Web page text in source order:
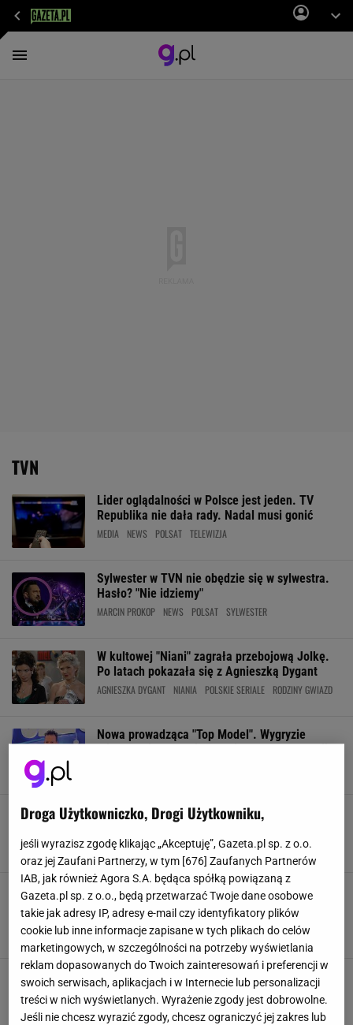
TVN
Lider oglądalności w Polsce jest jeden. TV
Republika nie dała rady. Nadal musi gonić
MEDIA NEWS POLSAT TELEWIZJA
Sylwester w TVN nie obędzie się w sylwestra.
Hasło? "Nie idziemy"
MARCIN PROKOP NEWS POLSAT SYLWESTER
W kultowej "Niani" zagrała przebojową Jolkę.
Po latach pokazała się z Agnieszką Dygant
AGNIESZKA DYGANT NIANIA POLSKIE SERIALE RODZINY GWIAZD
Nowa prowadząca "Top Model". Wygryzie
Michała Piróga? "Nieoczekiwane zwroty akcji"
Pokazała brzuch po zrzuceniu 50 kilogramów.
Internauci są zachwyceni: Cudownie wyglądasz
KINGA ZAWODNIK MEDIA SPOŁECZNOŚCIOWE NADWAGA NEWS
Oburzenie po "Milionerach". Padło "najgłupsze
pytanie w historii". Widzowie: Wstyd i szkoda
faceta
HUBERT URBAŃSKI MILIONERZY NEWS TELETURNIEJ
Anita Werner zachwyca w gustownej sukience.
Jest niemal stworzona na komunie i wesela
ANITA WERNER LIFESTYLE SUKIENKA
Droga Użytkowniczko, Drogi Użytkowniku,
jeśli wyrazisz zgodę klikając „Akceptuję”, Gazeta.pl sp. z o.o.
oraz jej Zaufani Partnerzy, w tym [676] Zaufanych Partnerów
IAB, jak również Agora S.A. będąca spółką powiązaną z
Gazeta.pl sp. z o.o., będą przetwarzać Twoje dane osobowe
takie jak adresy IP, adresy e-mail czy identyfikatory plików
cookie lub inne informacje zapisane w tych plikach do celów
marketingowych, w szczególności na potrzeby wyświetlania
reklam dopasowanych do Twoich zainteresowań i preferencji w
swoich serwisach, aplikacjach i w Internecie lub personalizacji
treści w nich wyświetlanych. Wyrażenie zgody jest dobrowolne.
Jeśli nie chcesz wyrazić zgody, chcesz ograniczyć jej zakres lub